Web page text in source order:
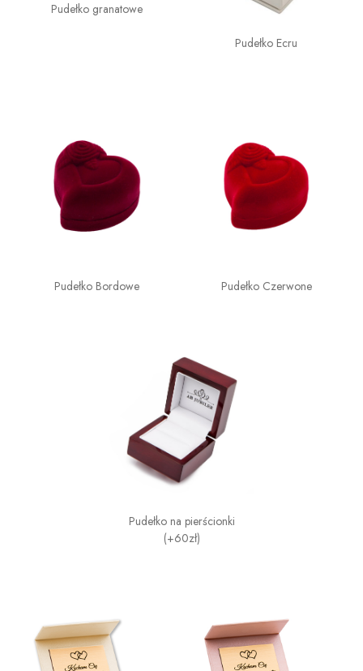
Pudełko granatowe
Pudełko Ecru
Pudełko Bordowe Pudełko Czerwone
Pudełko na pierścionki
(+60zł)